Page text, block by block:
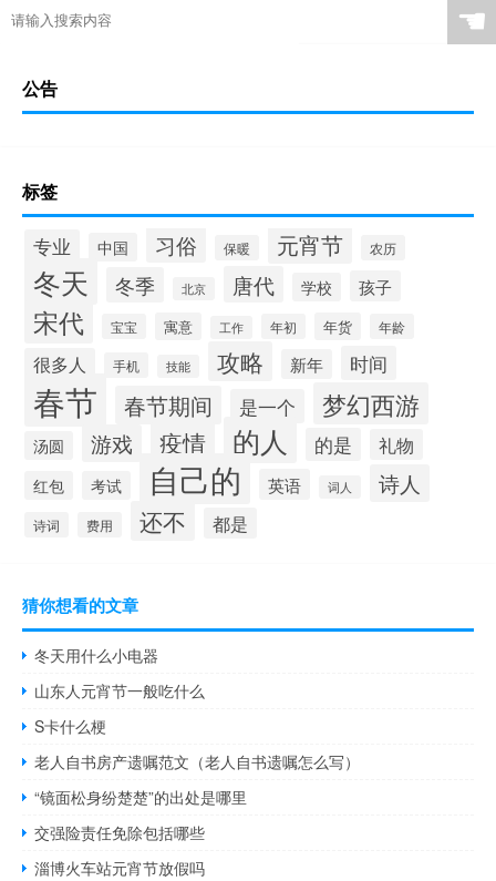
☚
公告
标签
专业 中国 习俗 保暖 元宵节 农历
冬天 冬季 北京 唐代 学校 孩子
宋代 宝宝 寓意 工作 年初 年货 年龄
很多人 手机 技能 攻略 新年 时间
春节 春节期间 是一个 梦幻西游
汤圆 游戏 疫情 的人 的是 礼物
红包 考试 自己的 英语 词人 诗人
诗词 费用 还不 都是
猜你想看的文章
冬天用什么小电器
山东人元宵节一般吃什么
S卡什么梗
老人自书房产遗嘱范文（老人自书遗嘱怎么写）
“镜面松身纷楚楚”的出处是哪里
交强险责任免除包括哪些
淄博火车站元宵节放假吗